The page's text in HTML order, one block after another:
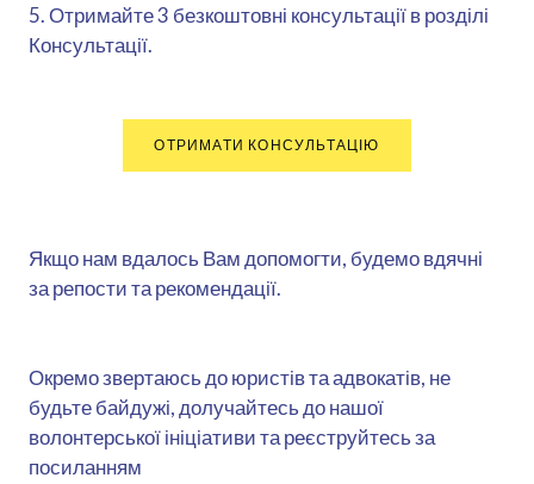
5. Отримайте 3 безкоштовні консультації в розділі
Консультації.
ОТРИМАТИ КОНСУЛЬТАЦІЮ
Якщо нам вдалось Вам допомогти, будемо вдячні
за репости та рекомендації.
Окремо звертаюсь до юристів та адвокатів, не
будьте байдужі, долучайтесь до нашої
волонтерської ініціативи та реєструйтесь за
посиланням